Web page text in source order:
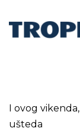
I ovog
ušteda